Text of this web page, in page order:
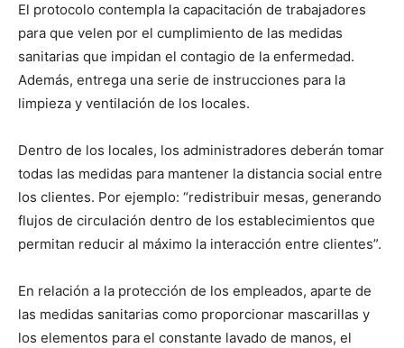
El protocolo contempla la capacitación de trabajadores
para que velen por el cumplimiento de las medidas
sanitarias que impidan el contagio de la enfermedad.
Además, entrega una serie de instrucciones para la
limpieza y ventilación de los locales.
Dentro de los locales, los administradores deberán tomar
todas las medidas para mantener la distancia social entre
los clientes. Por ejemplo: “redistribuir mesas, generando
flujos de circulación dentro de los establecimientos que
permitan reducir al máximo la interacción entre clientes”.
En relación a la protección de los empleados, aparte de
las medidas sanitarias como proporcionar mascarillas y
los elementos para el constante lavado de manos, el